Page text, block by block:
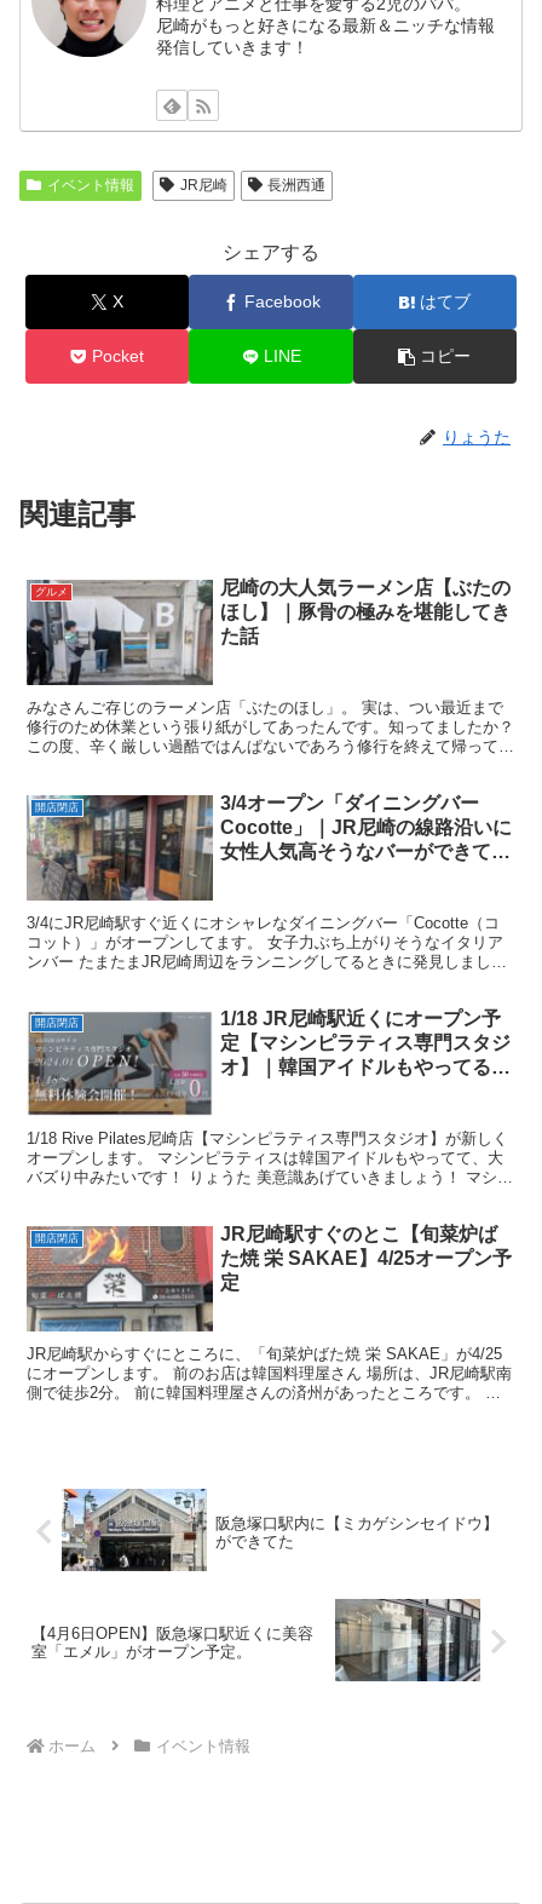
尼崎がもっと好きになる最新＆ニッチな情報
発信していきます！
イベント情報 JR尼崎 長洲西通
シェアする
X Facebook はてブ
Pocket LINE コピー
りょうた
関連記事
グルメ
尼崎の大人気ラーメン店【ぶたの
ほし】｜豚骨の極みを堪能してき
た話
みなさんご存じのラーメン店「ぶたのほし」。 実は、つい最近まで
修行のため休業という張り紙がしてあったんです。知ってましたか？
この度、辛く厳しい過酷ではんぱないであろう修行を終えて帰ってき
開店閉店
3/4オープン「ダイニングバー
Cocotte」｜JR尼崎の線路沿いに
女性人気高そうなバーができてま
3/4にJR尼崎駅すぐ近くにオシャレなダイニングバー「Cocotte（コ
コット）」がオープンしてます。 女子力ぶち上がりそうなイタリア
ンバー たまたまJR尼崎周辺をランニングしてるときに発見しまし
開店閉店
1/18 JR尼崎駅近くにオープン予
定【マシンピラティス専門スタジ
オ】｜韓国アイドルもやってるみ
1/18 Rive Pilates尼崎店【マシンピラティス専門スタジオ】が新しく
オープンします。 マシンピラティスは韓国アイドルもやってて、大
バズり中みたいです！ りょうた 美意識あげていきましょう！ マシン
開店閉店
JR尼崎駅すぐのとこ【旬菜炉ば
た焼 栄 SAKAE】4/25オープン予
定
JR尼崎駅からすぐにところに、「旬菜炉ばた焼 栄 SAKAE」が4/25
にオープンします。 前のお店は韓国料理屋さん 場所は、JR尼崎駅南
側で徒歩2分。 前に韓国料理屋さんの済州があったところです。 り
阪急塚口駅内に【ミカゲシンセイドウ】
ができてた
【4月6日OPEN】阪急塚口駅近くに美容
室「エメル」がオープン予定。
ホーム イベント情報